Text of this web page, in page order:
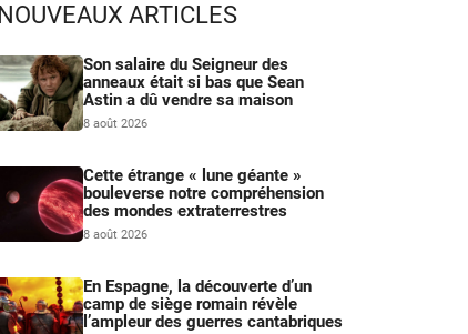
NOUVEAUX ARTICLES
Son salaire du Seigneur des
anneaux était si bas que Sean
Astin a dû vendre sa maison
8 août 2026
Cette étrange « lune géante »
bouleverse notre compréhension
des mondes extraterrestres
8 août 2026
En Espagne, la découverte d’un
camp de siège romain révèle
l’ampleur des guerres cantabriques